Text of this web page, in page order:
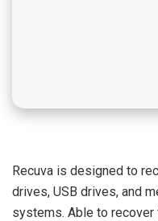
Recuva is designed to
drives, USB drives, and
systems. Able to recover